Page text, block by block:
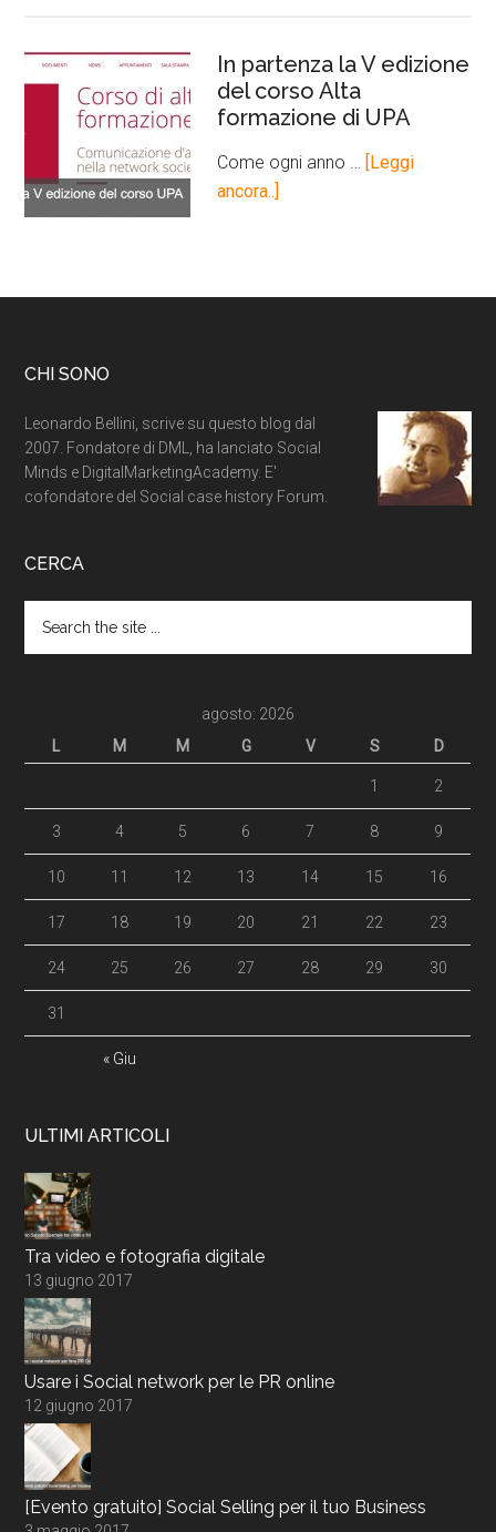
In partenza la V edizione
del corso Alta
formazione di UPA
Come ogni anno … [Leggi
ancora..]
CHI SONO
Leonardo Bellini, scrive su questo blog dal
2007. Fondatore di DML, ha lanciato Social
Minds e DigitalMarketingAcademy. E'
cofondatore del Social case history Forum.
CERCA
agosto: 2026
L
M M G V S D
« Giu
1 2
3 4 5 6 7 8 9
10 11 12 13 14 15 16
17 18 19 20 21 22 23
24 25 26 27 28 29 30
31
ULTIMI ARTICOLI
Tra video e fotografia digitale
13 giugno 2017
Usare i Social network per le PR online
12 giugno 2017
[Evento gratuito] Social Selling per il tuo Business